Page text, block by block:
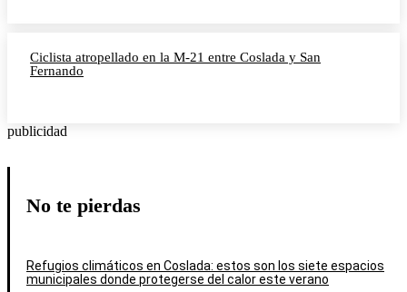
Ciclista atropellado en la M-21 entre Coslada y San
Fernando
publicidad
No te pierdas
Refugios climáticos en Coslada: estos son los siete espacios
municipales donde protegerse del calor este verano